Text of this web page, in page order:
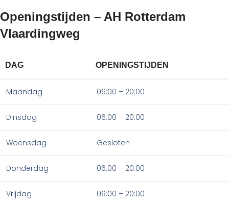
Openingstijden – AH Rotterdam
Vlaardingweg
DAG OPENINGSTIJDEN
Maandag 06:00 – 20:00
Dinsdag 06:00 – 20:00
Woensdag Gesloten
Donderdag 06:00 – 20:00
Vrijdag 06:00 – 20:00